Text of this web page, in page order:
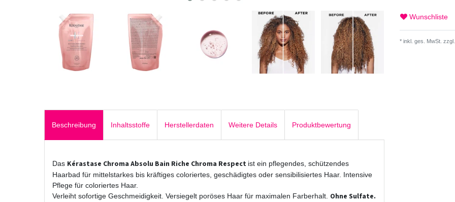
Wunschliste
* inkl. ges. MwSt. zzgl.
Beschreibung Inhaltsstoffe Herstellerdaten Weitere Details Produktbewertung
Das Kérastase Chroma Absolu Bain Riche Chroma Respect ist ein pflegendes, schützendes
Haarbad für mittelstarkes bis kräftiges coloriertes, geschädigtes oder sensibilisiertes Haar. Intensive
Pflege für coloriertes Haar.
Verleiht sofortige Geschmeidigkeit. Versiegelt poröses Haar für maximalen Farberhalt. Ohne Sulfate.